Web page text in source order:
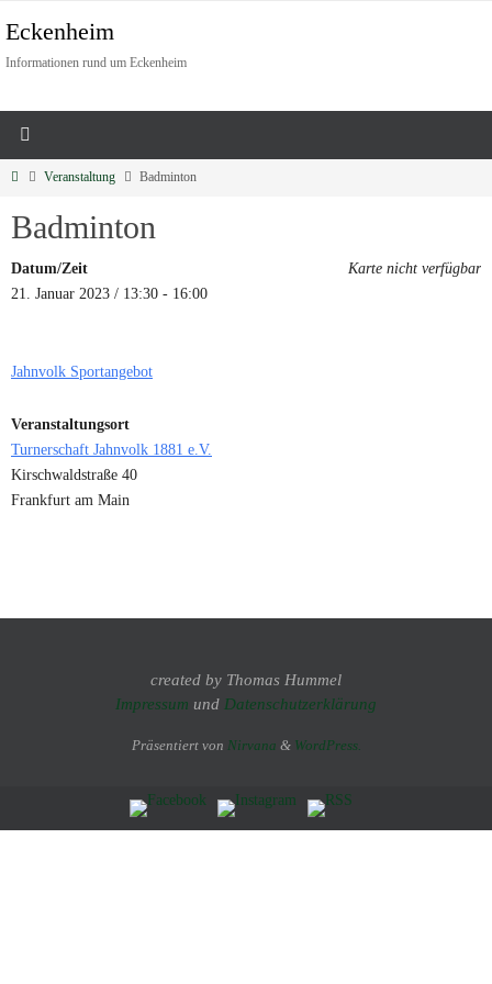
Eckenheim
Informationen rund um Eckenheim
Veranstaltung Badminton
Badminton
Karte nicht verfügbar
Datum/Zeit
21. Januar 2023 / 13:30 - 16:00
Jahnvolk Sportangebot
Veranstaltungsort
Turnerschaft Jahnvolk 1881 e.V.
Kirschwaldstraße 40
Frankfurt am Main
created by Thomas Hummel
Impressum und Datenschutzerklärung
Präsentiert von Nirvana & WordPress.